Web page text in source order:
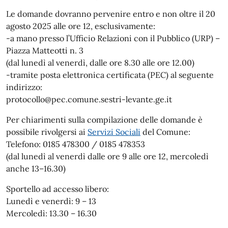
Le domande dovranno pervenire entro e non oltre il 20
agosto 2025 alle ore 12, esclusivamente:
-a mano presso l’Ufficio Relazioni con il Pubblico (URP) –
Piazza Matteotti n. 3
(dal lunedì al venerdì, dalle ore 8.30 alle ore 12.00)
-tramite posta elettronica certificata (PEC) al seguente
indirizzo:
protocollo@pec.comune.sestri-levante.ge.it
Per chiarimenti sulla compilazione delle domande è
possibile rivolgersi ai Servizi Sociali del Comune:
Telefono: 0185 478300 / 0185 478353
(dal lunedì al venerdì dalle ore 9 alle ore 12, mercoledì
anche 13–16.30)
Sportello ad accesso libero:
Lunedì e venerdì: 9 – 13
Mercoledì: 13.30 – 16.30